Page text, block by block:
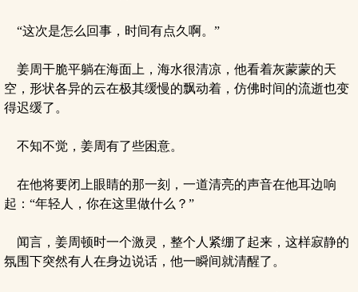
“这次是怎么回事，时间有点久啊。”
姜周干脆平躺在海面上，海水很清凉，他看着灰蒙蒙的天
空，形状各异的云在极其缓慢的飘动着，仿佛时间的流逝也变
得迟缓了。
不知不觉，姜周有了些困意。
在他将要闭上眼睛的那一刻，一道清亮的声音在他耳边响
起：“年轻人，你在这里做什么？”
闻言，姜周顿时一个激灵，整个人紧绷了起来，这样寂静的
氛围下突然有人在身边说话，他一瞬间就清醒了。